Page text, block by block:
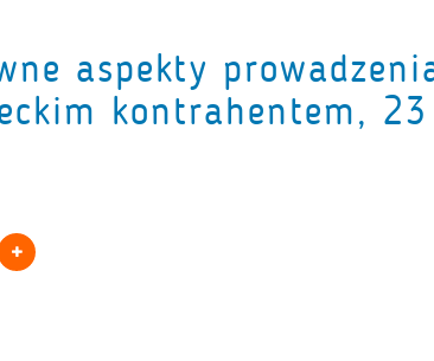
aspekty
kontrahentem,